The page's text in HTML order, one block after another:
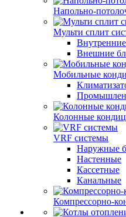
Напольно-
Мульти сплит
Внешние
Мобильные
Колонные
VRF системы
Наружные
Настенные
Кассетные
Канальные
Компрессорно-